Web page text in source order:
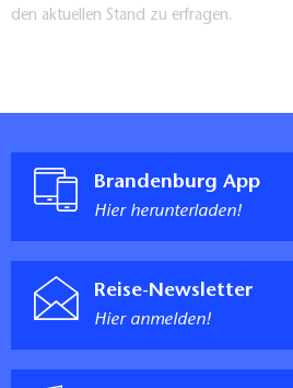
den aktuellen Stand zu erfragen.
Brandenburg App
Hier herunterladen!
Reise-Newsletter
Hier anmelden!